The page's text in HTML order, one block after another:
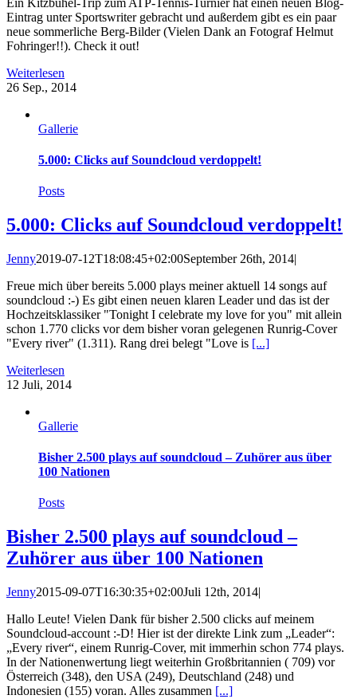
Eintrag unter Sportswriter gebracht und außerdem gibt es ein paar
neue sommerliche Berg-Bilder (Vielen Dank an Fotograf Helmut
Fohringer!!). Check it out!
Weiterlesen
26 Sep., 2014
Gallerie
5.000: Clicks auf Soundcloud verdoppelt!
Posts
5.000: Clicks auf Soundcloud verdoppelt!
Jenny2019-07-12T18:08:45+02:00September 26th, 2014|
Freue mich über bereits 5.000 plays meiner aktuell 14 songs auf
soundcloud :-) Es gibt einen neuen klaren Leader und das ist der
Hochzeitsklassiker "Tonight I celebrate my love for you" mit allein
schon 1.770 clicks vor dem bisher voran gelegenen Runrig-Cover
"Every river" (1.311). Rang drei belegt "Love is [...]
Weiterlesen
12 Juli, 2014
Gallerie
Bisher 2.500 plays auf soundcloud – Zuhörer aus über
100 Nationen
Posts
Bisher 2.500 plays auf soundcloud –
Zuhörer aus über 100 Nationen
Jenny2015-09-07T16:30:35+02:00Juli 12th, 2014|
Hallo Leute! Vielen Dank für bisher 2.500 clicks auf meinem
Soundcloud-account :-D! Hier ist der direkte Link zum „Leader“:
„Every river“, einem Runrig-Cover, mit immerhin schon 774 plays.
In der Nationenwertung liegt weiterhin Großbritannien ( 709) vor
Österreich (348), den USA (249), Deutschland (248) und
Indonesien (155) voran. Alles zusammen [...]